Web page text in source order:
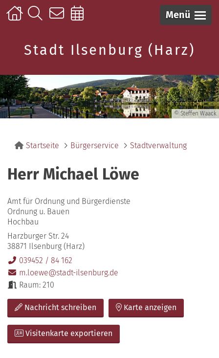
Menü
Stadt Ilsenburg (Harz)
© Steffen Waack
Startseite Bürgerservice Stadtverwaltung
Herr Michael Löwe
Amt für Ordnung und Bürgerdienste
Ordnung u. Bauen
Hochbau
Harzburger Str. 24
38871 Ilsenburg (Harz)
039452 / 84 162
m.loewe@stadt-ilsenburg.de
Raum: 210
Nachricht schreiben Karte anzeigen
Visitenkarte exportieren